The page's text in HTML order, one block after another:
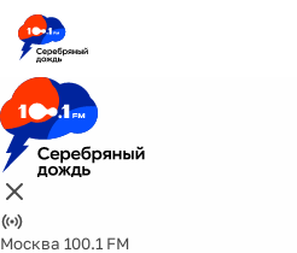
Москва 100.1 FM